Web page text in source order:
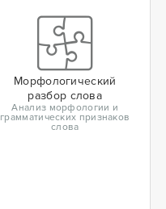
Морфологический
разбор слова
Анализ морфологии и
грамматических признаков
слова